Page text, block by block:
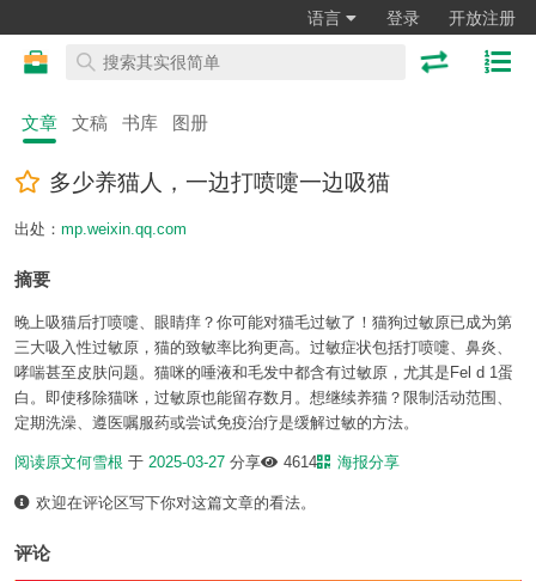
语言 登录 开放注册
文章 文稿 书库 图册
多少养猫人，一边打喷嚏一边吸猫
出处： mp.weixin.qq.com
摘要
晚上吸猫后打喷嚏、眼睛痒？你可能对猫毛过敏了！猫狗过敏原已成为第
三大吸入性过敏原，猫的致敏率比狗更高。过敏症状包括打喷嚏、鼻炎、
哮喘甚至皮肤问题。猫咪的唾液和毛发中都含有过敏原，尤其是Fel d 1蛋
白。即使移除猫咪，过敏原也能留存数月。想继续养猫？限制活动范围、
定期洗澡、遵医嘱服药或尝试免疫治疗是缓解过敏的方法。
阅读原文何雪根 于 2025-03-27 分享 4614 海报分享
欢迎在评论区写下你对这篇文章的看法。
评论